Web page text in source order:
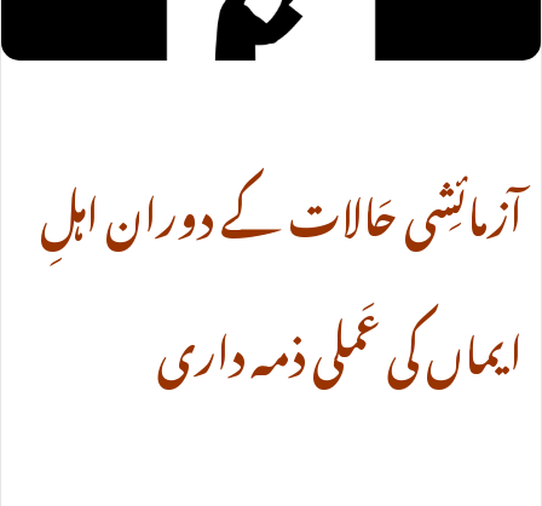
آزمائِشی حَالات کے دوران اہلِ
ایماں کی عَملی ذمہ داری